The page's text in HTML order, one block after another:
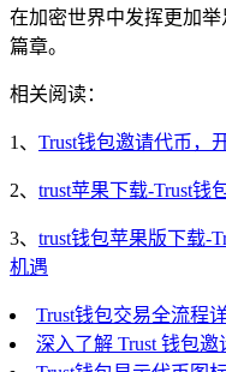
在加密世界中发挥更加
篇章。
相关阅读：
1、 Trust钱包邀请代币，
2、 trust苹果下载-Trust钱
3、 trust钱包苹果版下载-
机遇
Trust钱包交易全流程
深入了解 Trust 钱包